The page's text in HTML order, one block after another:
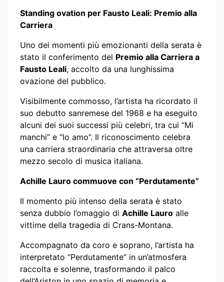
Standing ovation per Fausto Leali: Premio alla
Carriera
Uno dei momenti più emozionanti della serata è
stato il conferimento del Premio alla Carriera a
Fausto Leali, accolto da una lunghissima
ovazione del pubblico.
Visibilmente commosso, l’artista ha ricordato il
suo debutto sanremese del 1968 e ha eseguito
alcuni dei suoi successi più celebri, tra cui “Mi
manchi” e “Io amo”. Il riconoscimento celebra
una carriera straordinaria che attraversa oltre
mezzo secolo di musica italiana.
Achille Lauro commuove con “Perdutamente”
Il momento più intenso della serata è stato
senza dubbio l’omaggio di Achille Lauro alle
vittime della tragedia di Crans-Montana.
Accompagnato da coro e soprano, l’artista ha
interpretato “Perdutamente” in un’atmosfera
raccolta e solenne, trasformando il palco